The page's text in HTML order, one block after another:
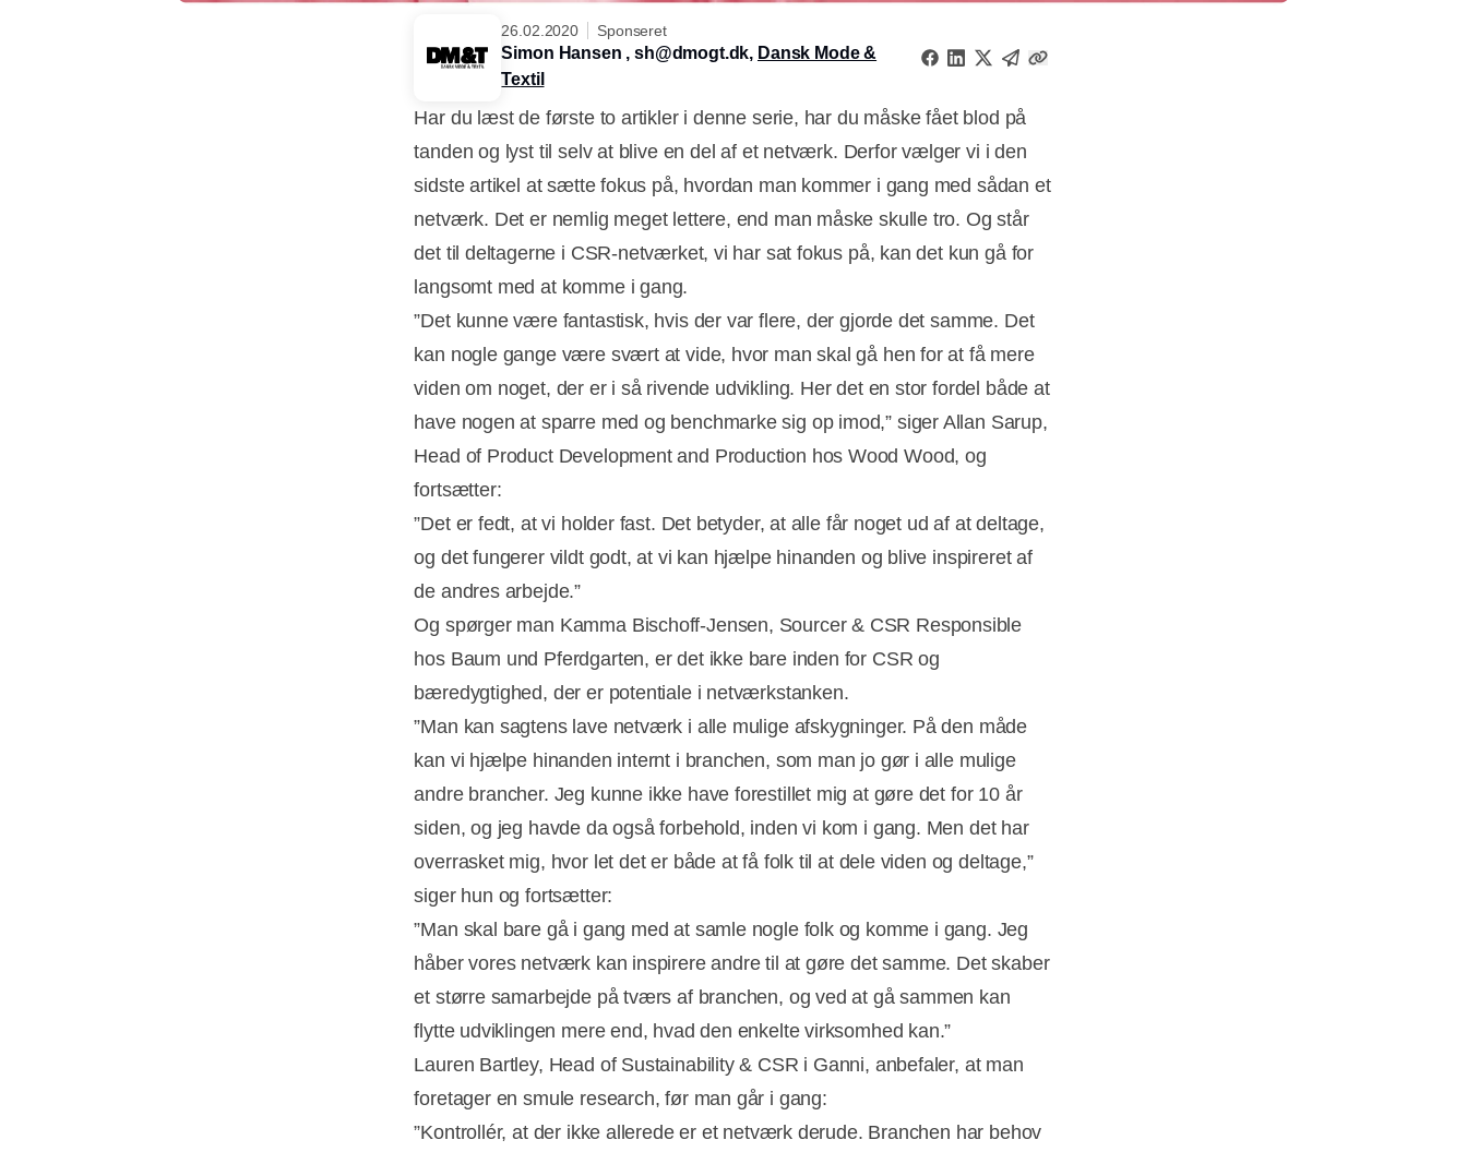
26.02.2020 Sponseret
Simon Hansen , sh@dmogt.dk, Dansk Mode &
Textil
Har du læst de første to artikler i denne serie, har du måske fået blod på
tanden og lyst til selv at blive en del af et netværk. Derfor vælger vi i den
sidste artikel at sætte fokus på, hvordan man kommer i gang med sådan et
netværk. Det er nemlig meget lettere, end man måske skulle tro. Og står
det til deltagerne i CSR-netværket, vi har sat fokus på, kan det kun gå for
langsomt med at komme i gang.
”Det kunne være fantastisk, hvis der var flere, der gjorde det samme. Det
kan nogle gange være svært at vide, hvor man skal gå hen for at få mere
viden om noget, der er i så rivende udvikling. Her det en stor fordel både at
have nogen at sparre med og benchmarke sig op imod,” siger Allan Sarup,
Head of Product Development and Production hos Wood Wood, og
fortsætter:
”Det er fedt, at vi holder fast. Det betyder, at alle får noget ud af at deltage,
og det fungerer vildt godt, at vi kan hjælpe hinanden og blive inspireret af
de andres arbejde.”
Og spørger man Kamma Bischoff-Jensen, Sourcer & CSR Responsible
hos Baum und Pferdgarten, er det ikke bare inden for CSR og
bæredygtighed, der er potentiale i netværkstanken.
”Man kan sagtens lave netværk i alle mulige afskygninger. På den måde
kan vi hjælpe hinanden internt i branchen, som man jo gør i alle mulige
andre brancher. Jeg kunne ikke have forestillet mig at gøre det for 10 år
siden, og jeg havde da også forbehold, inden vi kom i gang. Men det har
overrasket mig, hvor let det er både at få folk til at dele viden og deltage,”
siger hun og fortsætter:
”Man skal bare gå i gang med at samle nogle folk og komme i gang. Jeg
håber vores netværk kan inspirere andre til at gøre det samme. Det skaber
et større samarbejde på tværs af branchen, og ved at gå sammen kan
flytte udviklingen mere end, hvad den enkelte virksomhed kan.”
Lauren Bartley, Head of Sustainability & CSR i Ganni, anbefaler, at man
foretager en smule research, før man går i gang:
”Kontrollér, at der ikke allerede er et netværk derude. Branchen har behov